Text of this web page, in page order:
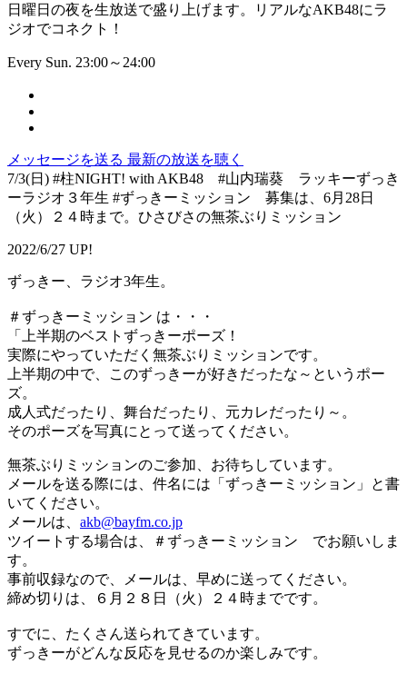
日曜日の夜を生放送で盛り上げます。リアルなAKB48にラ
ジオでコネクト！
Every Sun. 23:00～24:00
メッセージを送る 最新の放送を聴く
7/3(日) #柱NIGHT! with AKB48 #山内瑞葵 ラッキーずっき
ーラジオ３年生 #ずっきーミッション 募集は、6月28日
（火）２４時まで。ひさびさの無茶ぶりミッション
2022/6/27 UP!
ずっきー、ラジオ3年生。
＃ずっきーミッション は・・・
「上半期のベストずっきーポーズ！
実際にやっていただく無茶ぶりミッションです。
上半期の中で、このずっきーが好きだったな～というポー
ズ。
成人式だったり、舞台だったり、元カレだったり～。
そのポーズを写真にとって送ってください。
無茶ぶりミッションのご参加、お待ちしています。
メールを送る際には、件名には「ずっきーミッション」と書
いてください。
メールは、 akb@bayfm.co.jp
ツイートする場合は、＃ずっきーミッション でお願いしま
す。
事前収録なので、メールは、早めに送ってください。
締め切りは、６月２８日（火）２４時までです。
すでに、たくさん送られてきています。
ずっきーがどんな反応を見せるのか楽しみです。